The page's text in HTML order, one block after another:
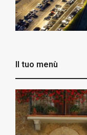
Il tuo menù